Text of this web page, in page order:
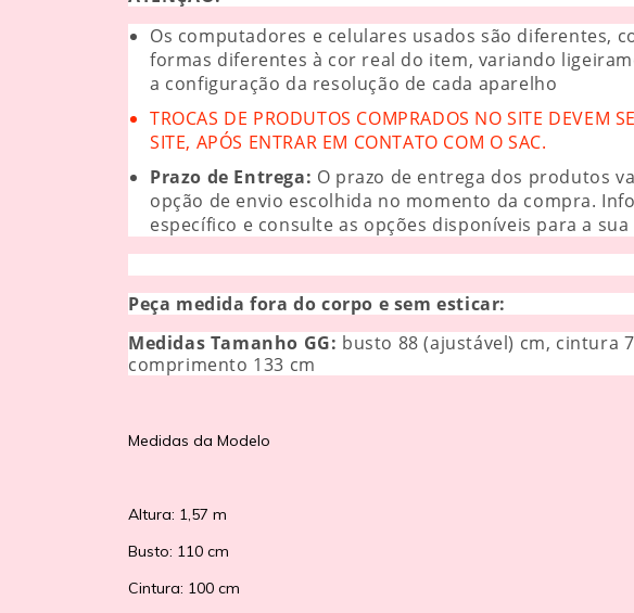
Os computadores e celulares usados são diferentes,
formas diferentes à cor real do item, variando
a configuração da resolução de cada aparelho
TROCAS DE PRODUTOS COMPRADOS NO SITE DEVEM
SITE, APÓS ENTRAR EM CONTATO COM O SAC.
Prazo de Entrega: O prazo de entrega dos produtos
opção de envio escolhida no momento da compra.
específico e consulte as opções disponíveis para a sua
Peça medida fora do corpo e sem esticar:
Medidas Tamanho GG: busto 88 (ajustável) cm, cintura
comprimento 133 cm
Medidas da Modelo
Altura: 1,57 m
Busto: 110 cm
Cintura: 100 cm